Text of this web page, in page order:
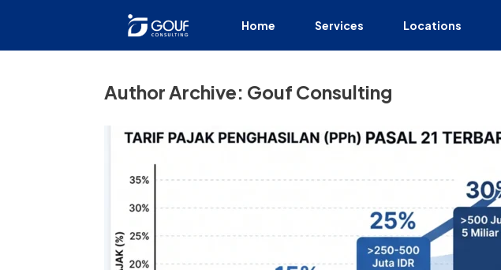
Home Services Locations
Author Archive: Gouf Consulting